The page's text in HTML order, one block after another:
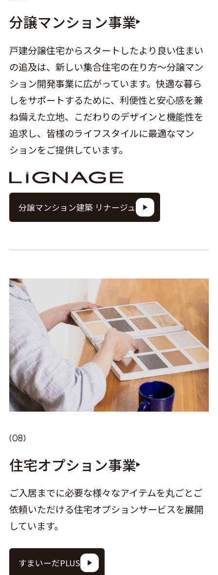
分譲マンション事業
戸建分譲住宅からスタートしたより良い住まい
の追及は、新しい集合住宅の在り方～分譲マン
ション開発事業に広がっています。快適な暮ら
しをサポートするために、利便性と安心感を兼
ね備えた立地、こだわりのデザインと機能性を
追求し、皆様のライフスタイルに最適なマン
ションをご提供しています。
分譲マンション建築 リナージュ
住宅オプション事業
ご入居までに必要な様々なアイテムを丸ごとご
依頼いただける住宅オプションサービスを展開
しています。
すまいーだPLUS